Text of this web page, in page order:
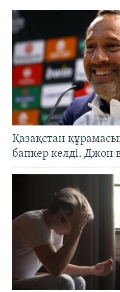
Қазақстан
бапкер келді. Джон